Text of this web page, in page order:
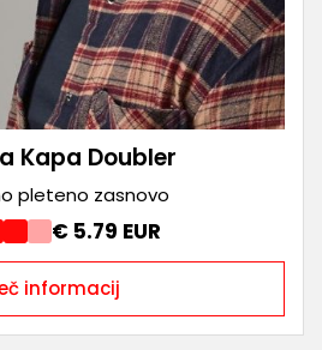
Kapa Doubler
pleteno zasnovo
€ 5.79 EUR
informacij